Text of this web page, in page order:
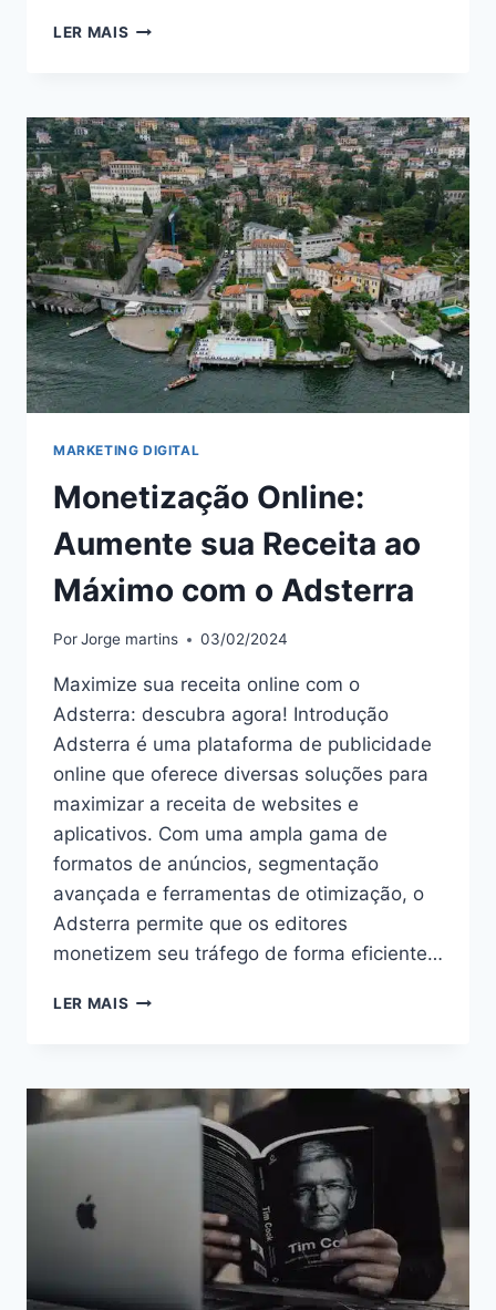
LER MAIS VIVER
2024:
DESCUBRA
COMO
ALCANÇAR
A
INDEPENDÊNCIA
FINANCEIRA
ONLINE
MARKETING DIGITAL
Monetização Online:
Aumente sua Receita ao
Máximo com o Adsterra
PorJorge martins 03/02/2024
Maximize sua receita online com o
Adsterra: descubra agora! Introdução
Adsterra é uma plataforma de publicidade
online que oferece diversas soluções para
maximizar a receita de websites e
aplicativos. Com uma ampla gama de
formatos de anúncios, segmentação
avançada e ferramentas de otimização, o
Adsterra permite que os editores
monetizem seu tráfego de forma eficiente…
LER MAIS MONETIZAÇÃO
RECEITA
AO
ADSTERRA